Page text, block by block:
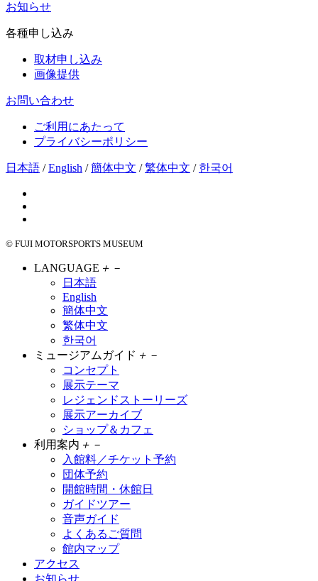
お知らせ
各種申し込み
取材申し込み
画像提供
お問い合わせ
ご利用にあたって
プライバシーポリシー
日本語 /English /簡体中文 /繁体中文 / 한국어
© FUJI MOTORSPORTS MUSEUM
LANGUAGE ＋ －
日本語
English
簡体中文
繁体中文
한국어
ミュージアムガイド ＋ －
コンセプト
展示テーマ
レジェンドストーリーズ
展示アーカイブ
ショップ＆カフェ
利用案内 ＋ －
入館料／チケット予約
団体予約
開館時間・休館日
ガイドツアー
音声ガイド
よくあるご質問
館内マップ
アクセス